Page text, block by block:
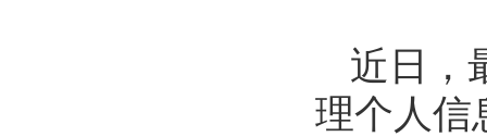
近日，
理个人信